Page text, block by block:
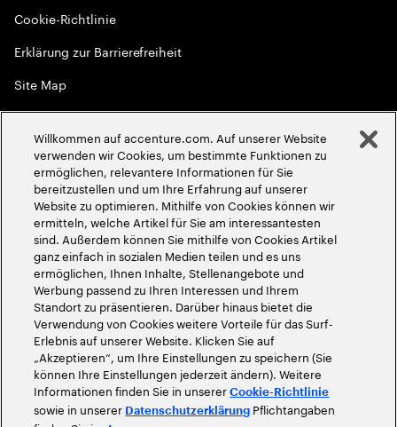
Cookie-Richtlinie
Erklärung zur Barrierefreiheit
Site Map
Globale Meritokratie
2026Accenture. Alle Rechte vorbehalten
Willkommen auf accenture.com. Auf unserer Website
verwenden wir Cookies, um bestimmte Funktionen zu
ermöglichen, relevantere Informationen für Sie
bereitzustellen und um Ihre Erfahrung auf unserer
Website zu optimieren. Mithilfe von Cookies können wir
ermitteln, welche Artikel für Sie am interessantesten
sind. Außerdem können Sie mithilfe von Cookies Artikel
ganz einfach in sozialen Medien teilen und es uns
ermöglichen, Ihnen Inhalte, Stellenangebote und
Werbung passend zu Ihren Interessen und Ihrem
Standort zu präsentieren. Darüber hinaus bietet die
Verwendung von Cookies weitere Vorteile für das Surf-
Erlebnis auf unserer Website. Klicken Sie auf
„Akzeptieren“, um Ihre Einstellungen zu speichern (Sie
können Ihre Einstellungen jederzeit ändern). Weitere
Informationen finden Sie in unsererCookie-Richtlinie
sowie in unserer Datenschutzerklärung Pflichtangaben